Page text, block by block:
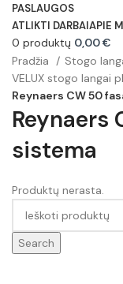
PASLAUGOS
ATLIKTI DARBAIAPIE
0 produktų 0,00€
Pradžia
Stogo
VELUX stogo langai
Reynaers CW 50
Reynaers
sistema
Produktų nerasta.
Search